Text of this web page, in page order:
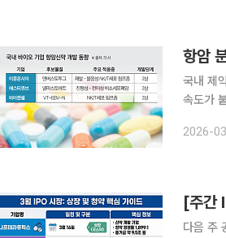
항암
국내 제
속도가
발 중인
2026-
[주간
다음 주